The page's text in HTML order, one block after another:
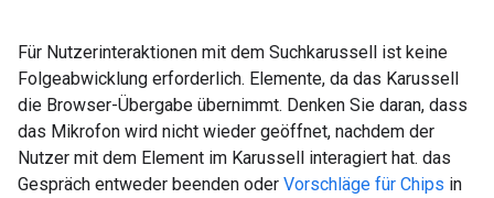
Für Nutzerinteraktionen mit dem Suchkarussell ist keine
Folgeabwicklung erforderlich. Elemente, da das Karussell
die Browser-Übergabe übernimmt. Denken Sie daran, dass
das Mikrofon wird nicht wieder geöffnet, nachdem der
Nutzer mit dem Element im Karussell interagiert hat. das
Gespräch entweder beenden oder Vorschläge für Chips in